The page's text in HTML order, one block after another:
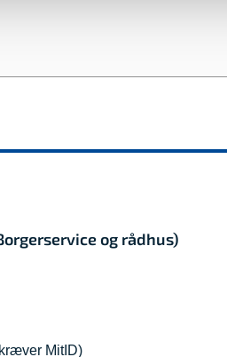
og rådhus)
MitID)